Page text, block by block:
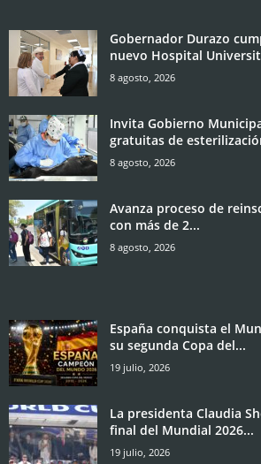
Gobernador Durazo
nuevo Hospital
8 agosto, 2026
Invita Gobierno
gratuitas de
8 agosto, 2026
Avanza proceso de
con más de 2...
8 agosto, 2026
España conquista el
su segunda Copa del...
19 julio, 2026
La presidenta Claudia
final del Mundial 2026...
19 julio, 2026